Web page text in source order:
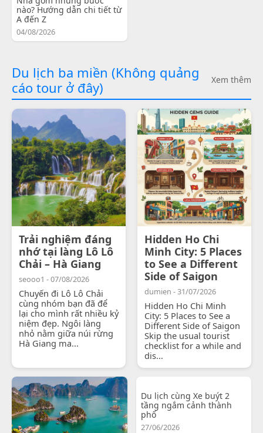
nào? Hướng dẫn chi tiết từ
A đến Z
04/08/2026
Du lịch ba miền (Không quảng
cáo tour ở đây)
Xem thêm
Trải nghiệm đáng
nhớ tại làng Lô Lô
Chải – Hà Giang
seooo1 - 07/08/2026
Chuyến đi Lô Lô Chải
cùng nhóm bạn đã để
lại cho mình rất nhiều kỷ
niệm đẹp. Ngôi làng
nhỏ nằm giữa núi rừng
Hà Giang ma...
Hidden Ho Chi
Minh City: 5 Places
to See a Different
Side of Saigon
dumien - 31/07/2026
Hidden Ho Chi Minh
City: 5 Places to See a
Different Side of Saigon
Skip the usual tourist
checklist for a while and
dis...
Du lịch cùng Xe buýt 2
tầng ngắm cảnh thành
phố
27/06/2026